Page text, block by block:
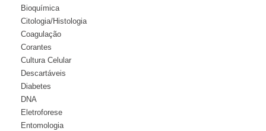
Bioquímica
Citologia/Histologia
Coagulação
Corantes
Cultura Celular
Descartáveis
Diabetes
DNA
Eletroforese
Entomologia